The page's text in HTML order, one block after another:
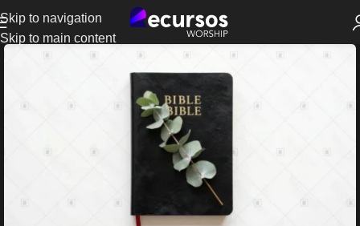
Skip to navigation
Skip to main content